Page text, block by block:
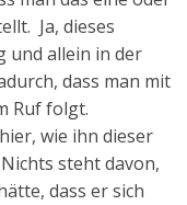
Ja, dieses
und allein in der
dass man mit
Ruf folgt.
wie ihn dieser
steht davon,
dass er sich